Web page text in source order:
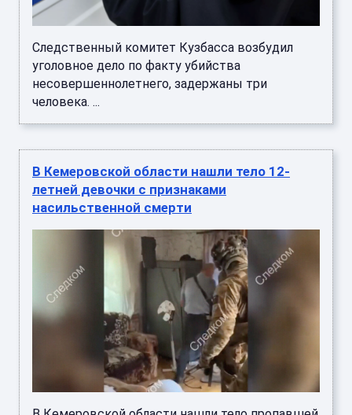
Следственный комитет Кузбасса возбудил
уголовное дело по факту убийства
несовершеннолетнего, задержаны три
человека. ...
В Кемеровской области нашли тело 12-
летней девочки с признаками
насильственной смерти